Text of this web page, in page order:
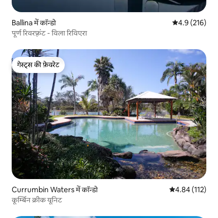
Ballina में कॉन्डो औसत रेटिंग 5 में
4.9 (216)
पूर्ण रिवरफ़्रंट - विला रिविएरा
गेस्ट्स की फ़ेवरेट
गेस्ट्स की फ़ेवरेट
Currumbin Waters में कॉन्डो औसत रेटिंग 5 में से
4.84 (112)
कूर्म्बिन क्रीक यूनिट